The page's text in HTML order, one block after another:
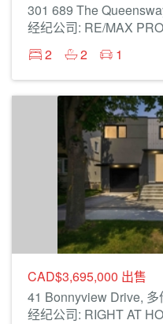
301 689 The
经纪公司: RE/MAX
2
2 1
CAD$3,695,000 出售
41 Bonnyview Drive, 多
经纪公司: RIGHT AT